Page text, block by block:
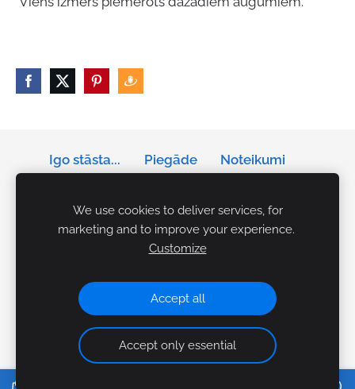
Igo stāsta... Piegāde
Noteikumi
Tālrunis: +371 29141042
igo.akcents.personibai@gmail.com
Rezervācijas Ceplī:makslasceplis@gmail.com
We use cookies to deliver services, for
marketing and to improve your experience.
Customize
Accept all
Accept only essential